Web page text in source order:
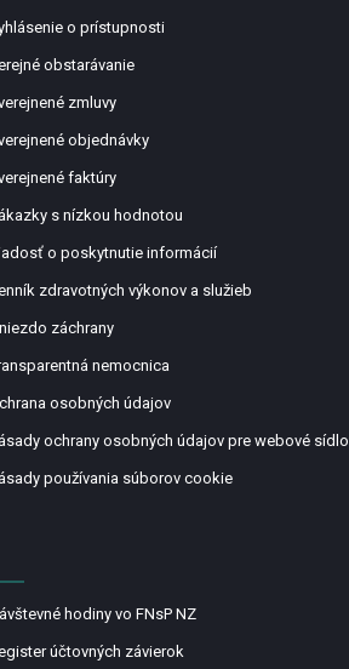
o prístupnosti
obstarávanie
zmluvy
objednávky
faktúry
s nízkou hodnotou
o poskytnutie informácií
zdravotných výkonov a služieb
záchrany
nemocnica
osobných údajov
ochrany osobných údajov pre webové sídlo
používania súborov cookie
hodiny vo FNsP NZ
účtovných závierok